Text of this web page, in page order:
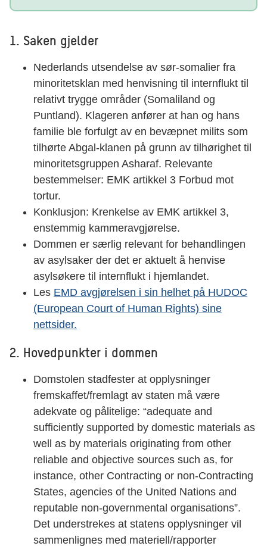
1. Saken gjelder
Nederlands utsendelse av sør-somalier fra
minoritetsklan med henvisning til internflukt til
relativt trygge områder (Somaliland og
Puntland). Klageren anfører at han og hans
familie ble forfulgt av en bevæpnet milits som
tilhørte Abgal-klanen på grunn av tilhørighet til
minoritetsgruppen Asharaf. Relevante
bestemmelser: EMK artikkel 3 Forbud mot
tortur.
Konklusjon: Krenkelse av EMK artikkel 3,
enstemmig kammeravgjørelse.
Dommen er særlig relevant for behandlingen
av asylsaker der det er aktuelt å henvise
asylsøkere til internflukt i hjemlandet.
Les EMD avgjørelsen i sin helhet på HUDOC
(European Court of Human Rights) sine
nettsider.
2. Hovedpunkter i dommen
Domstolen stadfester at opplysninger
fremskaffet/fremlagt av staten må være
adekvate og pålitelige: “adequate and
sufficiently supported by domestic materials as
well as by materials originating from other
reliable and objective sources such as, for
instance, other Contracting or non-Contracting
States, agencies of the United Nations and
reputable non-governmental organisations”.
Det understrekes at statens opplysninger vil
sammenlignes med materiell/rapporter